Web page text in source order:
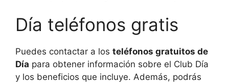
Día teléfonos gratis
Puedes contactar a los teléfonos gratuitos de
Día para obtener información sobre el Club Día
y los beneficios que incluye. Además, podrás